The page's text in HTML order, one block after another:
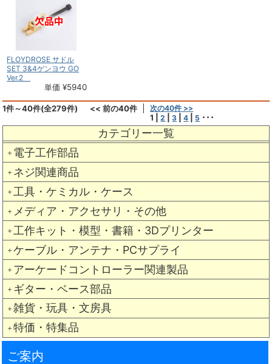
カテゴリー一覧
＋ 電子工作部品
＋ ネジ関連商品
＋ 工具・ケミカル・ケース
＋ メディア・アクセサリ・その他
＋ 工作キット・模型・書籍・3Dプリンター
＋ ケーブル・アンテナ・PCサプライ
＋ アーケードコントローラー関連製品
＋ ギター・ベース部品
＋ 雑貨・玩具・文房具
＋ 特価・特集品
FLOYDROSE サドル
SET 3&4ゲンヨウ GO
Ver.2
単価 ¥5940
1件～40件(全279件) << 前の40件 次の40件 >>
1 |2 |3 |4 5 ･･･
ご案内